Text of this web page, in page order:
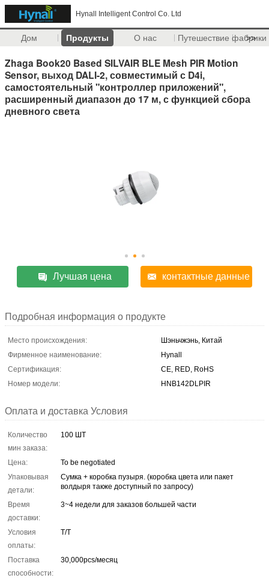
Hynall Intelligent Control Co. Ltd
Дом Продукты О нас Путешествие фабрики
>>
Zhaga Book20 Based SILVAIR BLE Mesh PIR Motion
Sensor, выход DALI-2, совместимый с D4i,
самостоятельный "контроллер приложений",
расширенный диапазон до 17 м, с функцией сбора
дневного света
Лучшая цена контактные данные
Подробная информация о продукте
Место происхождения:
Шэньчжэнь, Китай
Фирменное наименование:
Hynall
Сертификация:
CE, RED, RoHS
Номер модели:
HNB142DLPIR
Оплата и доставка Условия
Количество
мин заказа:
100 ШТ
Цена:
To be negotiated
Упаковывая
детали:
Сумка + коробка пузыря. (коробка цвета или пакет
волдыря также доступный по запросу)
Время
доставки:
3~4 недели для заказов большей части
Условия
оплаты:
T/T
Поставка
способности:
30,000pcs/месяц